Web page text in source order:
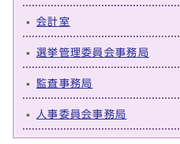
会計室
選挙管理委員会事務局
監査事務局
人事委員会事務局